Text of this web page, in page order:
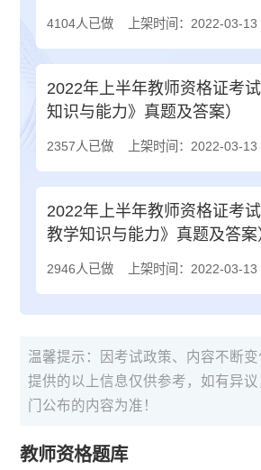
4104人已做 上架时间：2022-03-13
2022年上半年教师资格证考
知识与能力》真题及答案）
2357人已做 上架时间：2022-03-13
2022年上半年教师资格证考
教学知识与能力》真题及答案
2946人已做 上架时间：2022-03-13
温馨提示：因考试政策、内容不断
提供的以上信息仅供参考，如有异
门公布的内容为准！
教师资格题库